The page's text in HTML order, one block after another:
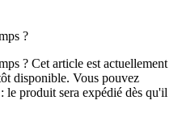
?
? Cet article est actuellement
disponible. Vous pouvez
le produit sera expédié dès qu'il